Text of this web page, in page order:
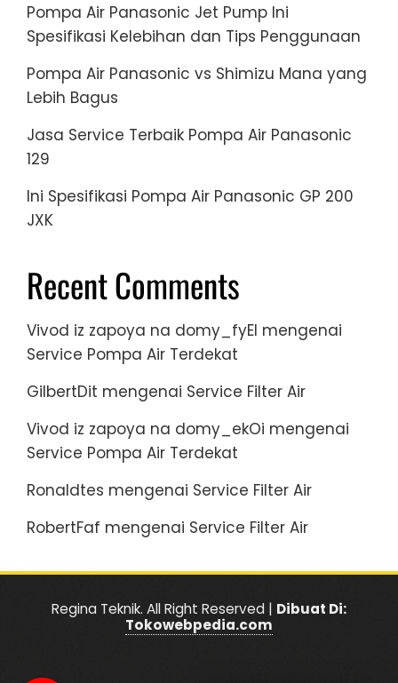
Pompa Air Panasonic Jet Pump Ini
Spesifikasi Kelebihan dan Tips Penggunaan
Pompa Air Panasonic vs Shimizu Mana yang
Lebih Bagus
Jasa Service Terbaik Pompa Air Panasonic
129
Ini Spesifikasi Pompa Air Panasonic GP 200
JXK
Recent Comments
Vivod iz zapoya na domy_fyEl mengenai
Service Pompa Air Terdekat
GilbertDit mengenai Service Filter Air
Vivod iz zapoya na domy_ekOi mengenai
Service Pompa Air Terdekat
Ronaldtes mengenai Service Filter Air
RobertFaf mengenai Service Filter Air
Regina Teknik. All Right Reserved | Dibuat Di:
Tokowebpedia.com